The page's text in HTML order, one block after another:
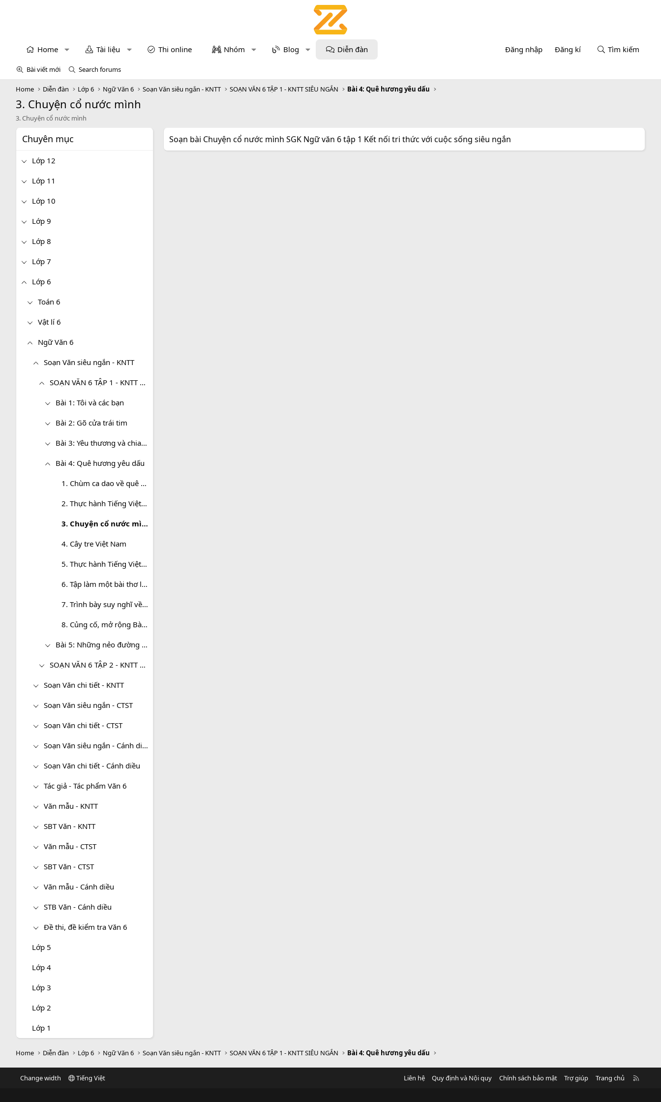
Home Tài liệu Thi online Nhóm Blog Diễn đàn Đăng nhập Đăng kí Tìm kiếm
Bài viết mới Search forums
Home Diễn đàn Lớp 6 Ngữ Văn 6 Soạn Văn siêu ngắn - KNTT SOẠN VĂN 6 TẬP 1 - KNTT SIÊU NGẮN Bài 4: Quê hương yêu dấu
3. Chuyện cổ nước mình
3. Chuyện cổ nước mình
Chuyên mục
Lớp 12
Lớp 11
Lớp 10
Lớp 9
Lớp 8
Lớp 7
Lớp 6
Toán 6
Vật lí 6
Ngữ Văn 6
Soạn Văn siêu ngắn - KNTT
SOẠN VĂN 6 TẬP 1 - KNTT SIÊU NGẮN
Bài 1: Tôi và các bạn
Bài 2: Gõ cửa trái tim
Bài 3: Yêu thương và chia sẻ
Bài 4: Quê hương yêu dấu
1. Chùm ca dao về quê hương, đất nước
2. Thực hành Tiếng Việt trang 92
3. Chuyện cổ nước mình
4. Cây tre Việt Nam
5. Thực hành Tiếng Việt trang 99
6. Tập làm một bài thơ lục bát
7. Trình bày suy nghĩ về tình cảm của con người với quê hương
8. Củng cố, mở rộng Bài 4
Bài 5: Những nẻo đường xứ sở
SOẠN VĂN 6 TẬP 2 - KNTT SIÊU NGẮN
Soạn Văn chi tiết - KNTT
Soạn Văn siêu ngắn - CTST
Soạn Văn chi tiết - CTST
Soạn Văn siêu ngắn - Cánh diều
Soạn Văn chi tiết - Cánh diều
Tác giả - Tác phẩm Văn 6
Văn mẫu - KNTT
SBT Văn - KNTT
Văn mẫu - CTST
SBT Văn - CTST
Văn mẫu - Cánh diều
STB Văn - Cánh diều
Đề thi, đề kiểm tra Văn 6
Lớp 5
Lớp 4
Lớp 3
Lớp 2
Lớp 1
Soạn bài Chuyện cổ nước mình SGK Ngữ văn 6 tập 1 Kết nối tri thức với cuộc sống siêu ngắn
Home Diễn đàn Lớp 6 Ngữ Văn 6 Soạn Văn siêu ngắn - KNTT SOẠN VĂN 6 TẬP 1 - KNTT SIÊU NGẮN Bài 4: Quê hương yêu dấu
Change width Tiếng Việt Liên hệ Quy định và Nội quy Chính sách bảo mật Trợ giúp Trang chủ